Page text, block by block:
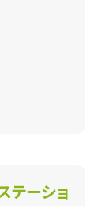
テーショ